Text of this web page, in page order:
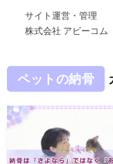
サイト運営・管理
株式会社 アビーコ
ペットの納骨